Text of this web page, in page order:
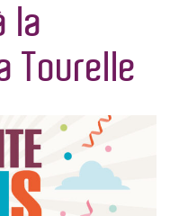
la
Tourelle